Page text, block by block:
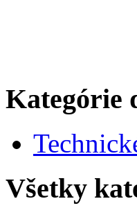
Kategórie
Všetky